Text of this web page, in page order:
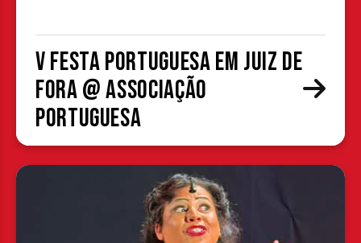
V Festa Portuguesa em Juiz de
Fora @ Associação
Portuguesa